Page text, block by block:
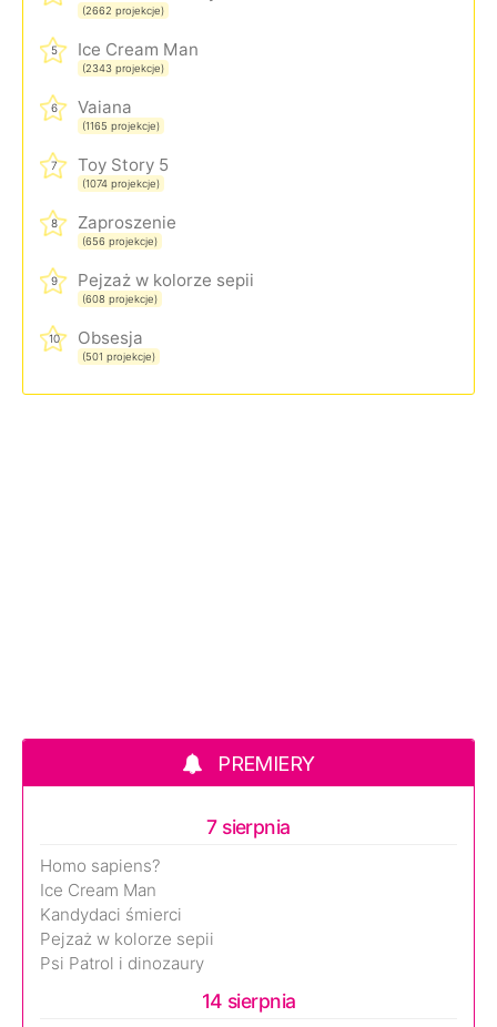
(2662 projekcje)
5 Ice Cream Man
(2343 projekcje)
6 Vaiana
(1165 projekcje)
7 Toy Story 5
(1074 projekcje)
8 Zaproszenie
(656 projekcje)
9 Pejzaż w kolorze sepii
(608 projekcje)
10 Obsesja
(501 projekcje)
PREMIERY
7 sierpnia
Homo sapiens?
Ice Cream Man
Kandydaci śmierci
Pejzaż w kolorze sepii
Psi Patrol i dinozaury
14 sierpnia